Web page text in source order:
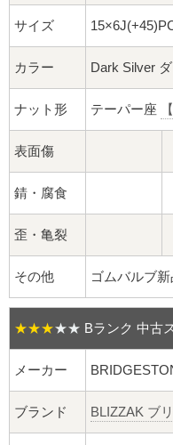
ロング平面ナット
ショート球面ナット
貫通ナット
袋ナット
ロング袋ナット
ショート袋ナット
スチール鉄ホイール
サイズ
カラー Dark Silver
ナット形 テーパー座
表面傷
錆・腐食
歪・亀裂
その他 ゴムバルブ
★★★★★ Bランク 中古
メーカー
ブランド BLIZZAK ブ